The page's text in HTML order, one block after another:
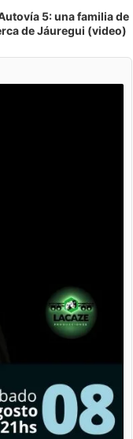
5: una familia de
de Jáuregui (video)